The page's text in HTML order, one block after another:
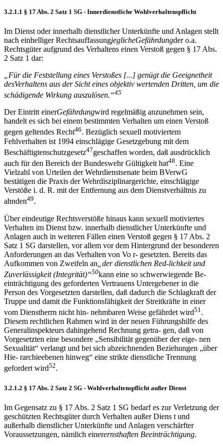
3.2.1.1 § 17 Abs. 2 Satz 1 SG - Innerdienstliche Wohlverhaltenspflicht
Im Dienst oder innerhalb dienstlicher Unterkünfte und Anlagen stellt
nach einhelliger RechtsauffassungjeglicheGefährdungder o.a.
Rechtsgüter aufgrund des Verhaltens einen Verstoß gegen § 17 Abs.
2 Satz 1 dar:
Für die Feststellung eines Verstoßes [...] genügt die Geeignetheit
desVerhaltens aus der Sicht eines objektiv wertenden Dritten, um die
schädigende Wirkung auszulösen.“45
Der Eintritt einerGefährdungwird regelmäßig anzunehmen sein,
handelt es sich bei einem bestimmten Verhalten um einen Verstoß
gegen geltendes Recht46. Bezüglich sexuell motiviertem
Fehlverhalten ist 1994 einschlägige Gesetzgebung mit dem
Beschäftigtenschutzgesetz47geschaffen worden, daß ausdrücklich
auch für den Bereich der Bundeswehr Gültigkeit hat48. Eine
Vielzahl von Urteilen der Wehrdienstsenate beim BVerwG
bestätigen die Praxis der Wehrdisziplinargerichte, einschlägige
Verstöße i. d. R. mit der Entfernung aus dem Dienstverhältnis zu
ahnden49.
Über eindeutige Rechtsverstöße hinaus kann sexuell motiviertes
Verhalten im Dienst bzw. innerhalb dienstlicher Unterkünfte und
Anlagen auch in weiteren Fällen einen Verstoß gegen § 17 Abs. 2
Satz 1 SG darstellen, vor allem vor dem Hintergrund der besonderen
Anforderungen an das Verhalten von Vo r- gesetzten. Bereits das
Aufkommen von Zweifeln an der dienstlichen Red-lichkeit und
Zuverlässigkeit (Integrität)“50kann eine so schwerwiegende Be-
einträchtigung des geforderten Vertrauens Untergebener in die
Person des Vorgesetzten darstellen, daß dadurch die Schlagkraft der
Truppe und damit die Funktionsfähigkeit der Streitkräfte in einer
vom Dienstherrn nicht hin- nehmbaren Weise gefährdet wird51 .
Diesem rechtlichen Rahmen wird in der neuen Führungshilfe des
Generalinspekteurs dahingehend Rechnung getra- gen, daß von
Vorgesetzten eine besondere „Sensibilität gegenüber der eige- nen
Sexualität“ verlangt und bei sich abzeichnenden Beziehungen „über
Hie- rarchieebenen hinweg“ eine strikte dienstliche Trennung
gefordert wird52.
3.2.1.2 § 17 Abs. 2 Satz 2 SG - Wohlverhaltenspflicht außer Dienst
Im Gegensatz zu § 17 Abs. 2 Satz 1 SG bedarf es zur Verletzung der
geschützten Rechtsgüter durch Verhalten außer Diens t und
außerhalb dienstlicher Unterkünfte und Anlagen verschärfter
Voraussetzungen, nämlich einerernsthaften Beeinträchtigung.